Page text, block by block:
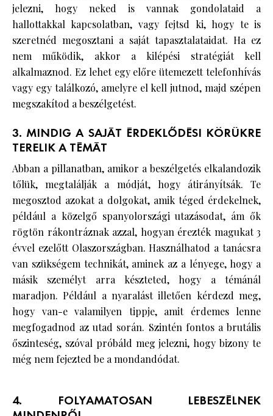
jelezni, hogy neked is vannak gondolataid a
hallottakkal kapcsolatban, vagy fejtsd ki, hogy te is
szeretnéd megosztani a saját tapasztalataidat. Ha ez
nem működik, akkor a kilépési stratégiát kell
alkalmaznod. Ez lehet egy előre ütemezett telefonhívás
vagy egy találkozó, amelyre el kell jutnod, majd szépen
megszakítod a beszélgetést.
3. MINDIG A SAJÁT ÉRDEKLŐDÉSI KÖRÜKRE
TERELIK A TÉMÁT
Abban a pillanatban, amikor a beszélgetés elkalandozik
tőlük, megtalálják a módját, hogy átirányítsák. Te
megosztod azokat a dolgokat, amik téged érdekelnek,
például a közelgő spanyolországi utazásodat, ám ők
rögtön rákontráznak azzal, hogyan érezték magukat 3
évvel ezelőtt Olaszországban. Használhatod a tanácsra
van szükségem technikát, aminek az a lényege, hogy a
másik személyt arra készteted, hogy a témánál
maradjon. Például a nyaralást illetően kérdezd meg,
hogy van-e valamilyen tippje, amit érdemes lenne
megfogadnod az utad során. Szintén fontos a brutális
őszinteség, szóval próbáld meg jelezni, hogy bizony te
még nem fejezted be a mondandódat.
4. FOLYAMATOSAN LEBESZÉLNEK